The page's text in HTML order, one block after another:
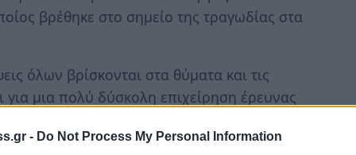
- Do Not Process My Personal Information
βρέθηκε στο σημείο της τραγωδίας στα
όλων βρίσκονται στα θύματα και τις
για μια πολύ δύσκολη επιχείρηση έρευνας
αριθμό των θυμάτων» είπε ο Κώστας
συνέβησαν στα Τέμπη.